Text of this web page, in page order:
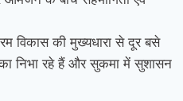
विकास की मुख्यधारा से दूर बसे
निभा रहे हैं और सुकमा में सुशासन